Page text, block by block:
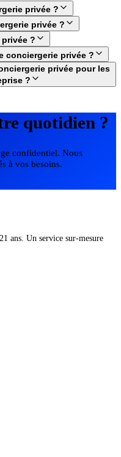
privée ?
privée ?
?
conciergerie privée ?
privée pour les
?
quotidien ?
confidentiel. Nous
à vos besoins.
ans. Un service sur-mesure